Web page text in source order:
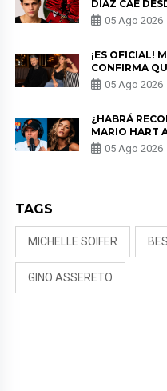
DÍAZ CAE
EN “ESTO ES
05 Ago 2026
¡ES OFICIAL!
CONFIRMA
MILETT
PUDO MÁS”
05 Ago 2026
¿HABRÁ
MARIO HART
PODRÍA
RIVADENEIRA:
05 Ago 2026
TAGS
MICHELLE SOIFER
GINO ASSERETO